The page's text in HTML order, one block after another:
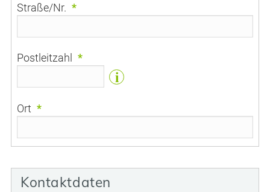
Straße/Nr. *
Postleitzahl *
i
Ort *
Kontaktdaten